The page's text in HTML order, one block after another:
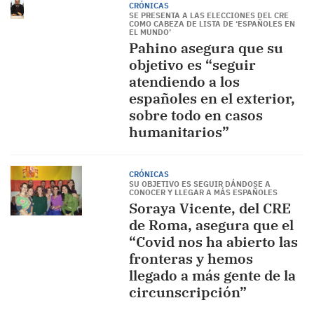
CRÓNICAS
SE PRESENTA A LAS ELECCIONES DEL CRE
COMO CABEZA DE LISTA DE ‘ESPAÑOLES EN
EL MUNDO’
Pahino asegura que su
objetivo es “seguir
atendiendo a los
españoles en el exterior,
sobre todo en casos
humanitarios”
CRÓNICAS
SU OBJETIVO ES SEGUIR DÁNDOSE A
CONOCER Y LLEGAR A MÁS ESPAÑOLES
Soraya Vicente, del CRE
de Roma, asegura que el
“Covid nos ha abierto las
fronteras y hemos
llegado a más gente de la
circunscripción”